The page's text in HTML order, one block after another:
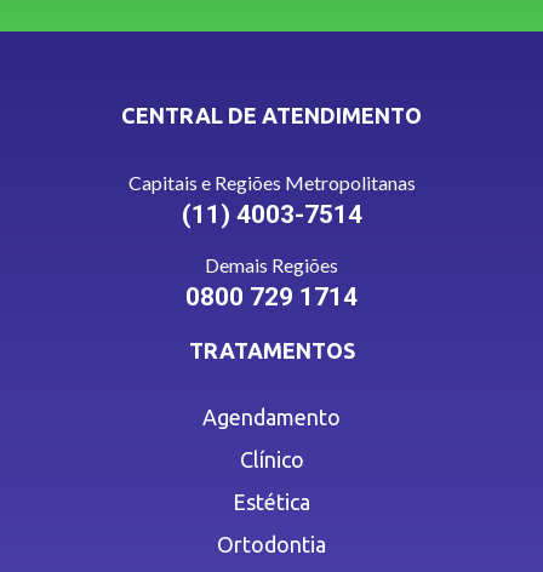
CENTRAL DE ATENDIMENTO
Capitais e Regiões Metropolitanas
(11) 4003-7514
Demais Regiões
0800 729 1714
TRATAMENTOS
Agendamento
Clínico
Estética
Ortodontia